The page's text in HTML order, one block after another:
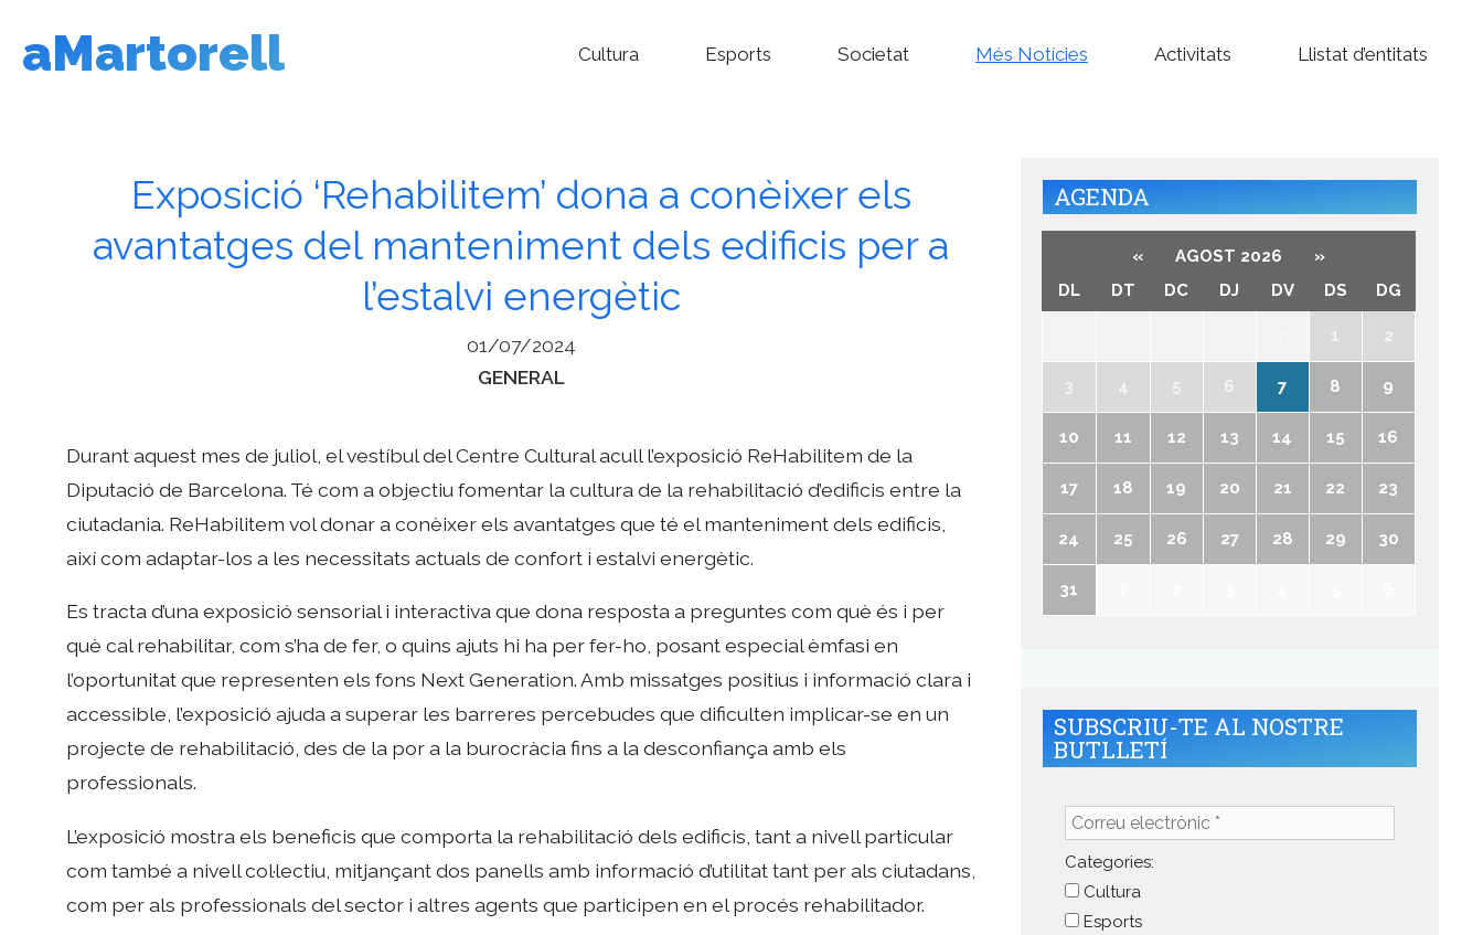
contingut
aMartorell Cultura Esports Societat Més Notícies Activitats Llistat d’entitats
Exposició ‘Rehabilitem’ dona a conèixer els
avantatges del manteniment dels edificis per a
l’estalvi energètic
01/07/2024
Categories
GENERAL
Durant aquest mes de juliol, el vestíbul del Centre Cultural acull l’exposició ReHabilitem de la
Diputació de Barcelona. Té com a objectiu fomentar la cultura de la rehabilitació d’edificis entre la
ciutadania. ReHabilitem vol donar a conèixer els avantatges que té el manteniment dels edificis,
així com adaptar-los a les necessitats actuals de confort i estalvi energètic.
Es tracta d’una exposició sensorial i interactiva que dona resposta a preguntes com què és i per
què cal rehabilitar, com s’ha de fer, o quins ajuts hi ha per fer-ho, posant especial èmfasi en
l’oportunitat que representen els fons Next Generation. Amb missatges positius i informació clara i
accessible, l’exposició ajuda a superar les barreres percebudes que dificulten implicar-se en un
projecte de rehabilitació, des de la por a la burocràcia fins a la desconfiança amb els
professionals.
L’exposició mostra els beneficis que comporta la rehabilitació dels edificis, tant a nivell particular
com també a nivell col·lectiu, mitjançant dos panells amb informació d’utilitat tant per als ciutadans,
com per als professionals del sector i altres agents que participen en el procés rehabilitador.
AGENDA
« AGOST 2026
»
DL
DT DC DJ DV DS DG
1 2
3 4 5 6 7 8 9
10 11 12 13 14 15 16
17 18 19 20 21 22 23
24 25 26 27 28 29 30
31
SUBSCRIU-TE AL NOSTRE
BUTLLETÍ
Correu
electrònic
*Categories:
Cultura
Esports